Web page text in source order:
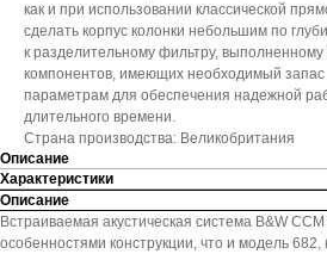
как и при использовании классической
сделать корпус колонки небольшим по
к разделительному фильтру, выполненному
компонентов, имеющих необходимый запас
параметрам для обеспечения надежной
длительного времени.
Страна производства: Великобритания
Описание
Характеристики
Описание
Встраиваемая акустическая система B&W
особенностями конструкции, что и модель